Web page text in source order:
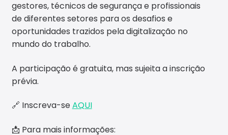
gestores, técnicos de segurança e profissionais
de diferentes setores para os desafios e
oportunidades trazidos pela digitalização no
mundo do trabalho.
A participação é gratuita, mas sujeita a inscrição
prévia.
🔗 Inscreva-seAQUI
📩 Para mais informações: